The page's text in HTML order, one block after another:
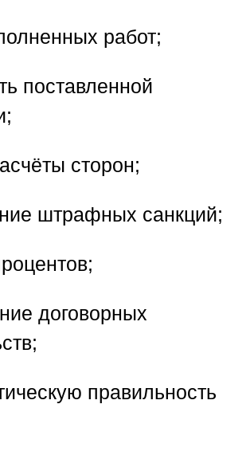
работ;
поставленной
сторон;
штрафных санкций;
договорных
правильность